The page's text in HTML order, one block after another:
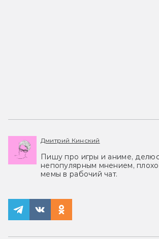
Дмитрий Кинский
Пишу про игры и аниме,
непопулярным мнением,
мемы в рабочий чат.